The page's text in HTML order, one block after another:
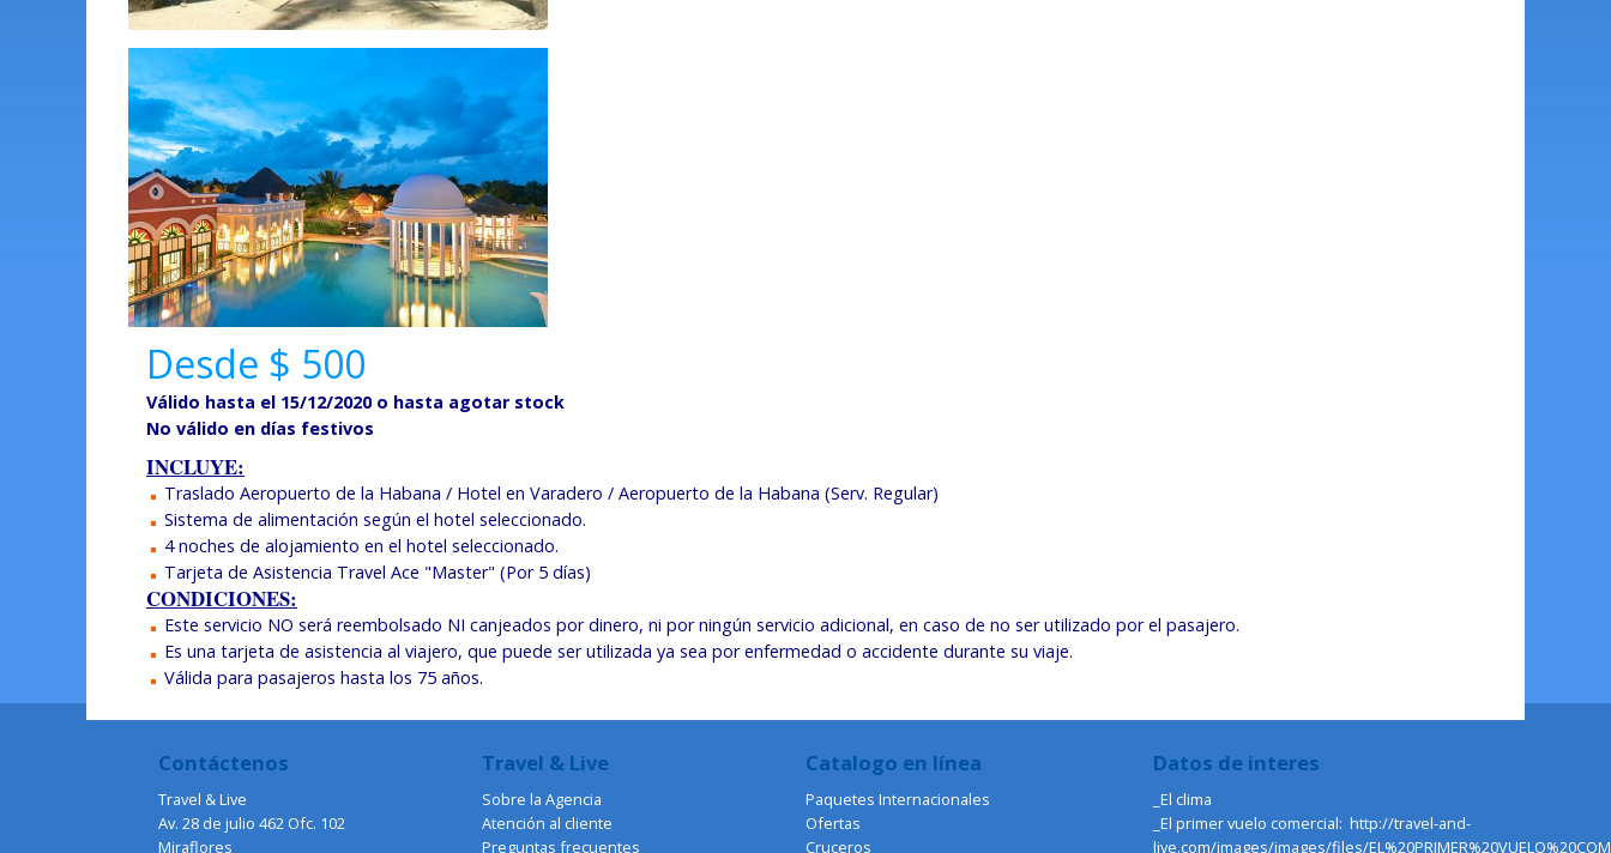
Desde $ 500
Válido hasta el 15/12/2020 o hasta agotar stock
No válido en días festivos
INCLUYE:
Traslado Aeropuerto de la Habana / Hotel en Varadero / Aeropuerto de la Habana (Serv. Regular)
Sistema de alimentación según el hotel seleccionado.
4 noches de alojamiento en el hotel seleccionado.
Tarjeta de Asistencia Travel Ace "Master" (Por 5 días)
CONDICIONES:
Este servicio NO será reembolsado NI canjeados por dinero, ni por ningún servicio adicional, en caso de no ser utilizado por el pasajero.
Es una tarjeta de asistencia al viajero, que puede ser utilizada ya sea por enfermedad o accidente durante su viaje.
Válida para pasajeros hasta los 75 años.
Contáctenos
Travel & Live
Av. 28 de julio 462 Ofc. 102
Miraflores
Travel & Live
Sobre la Agencia
Atención al cliente
Preguntas frecuentes
Catalogo en línea
Paquetes Internacionales
Ofertas
Cruceros
Datos de interes
El clima
_El primer vuelo comercial: http://travel-and-
live.com/images/images/files/